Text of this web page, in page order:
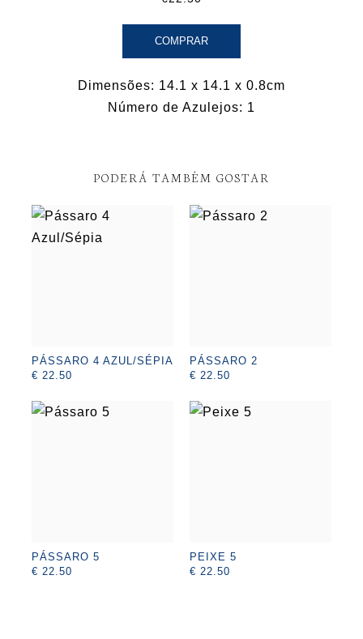
COMPRAR
Dimensões: 14.1 x 14.1 x 0.8cm
Número de Azulejos: 1
PODERÁ TAMBÉM GOSTAR
PÁSSARO 4 AZUL/SÉPIA
€ 22.50
PÁSSARO 2
€ 22.50
PÁSSARO 5
€ 22.50
PEIXE 5
€ 22.50